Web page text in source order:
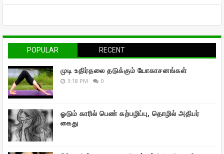
POPULAR RECENT
முடி உதிர்தலை தடுக்கும் யோகாசனங்கள்
3:18 PM 0
ஓடும் காரில் பெண் கற்பழிப்பு, தொழில் அதிபர்
கைது